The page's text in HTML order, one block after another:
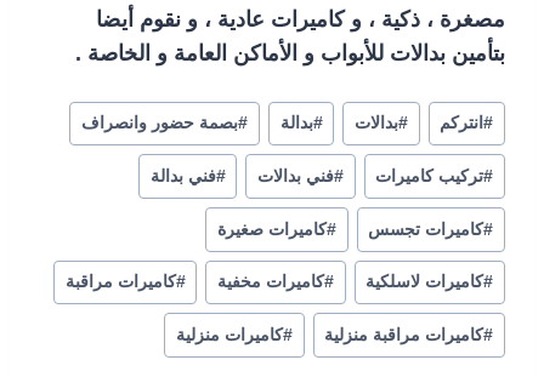
مصغرة ، ذكية ، و كاميرات عادية ، و نقوم أيضا
بتأمين بدالات للأبواب و الأماكن العامة و الخاصة .
#انتركم #بدالات #بدالة #بصمة حضور وانصراف
#تركيب كاميرات #فني بدالات #فني بدالة
#كاميرات تجسس #كاميرات صغيرة
#كاميرات لاسلكية #كاميرات مخفية #كاميرات مراقبة
#كاميرات مراقبة منزلية #كاميرات منزلية